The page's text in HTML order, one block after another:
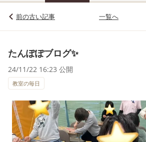
前の古い記事 一覧へ
たんぽぽブログ✨
24/11/22 16:23 公開
教室の毎日